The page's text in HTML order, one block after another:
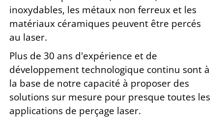
inoxydables, les métaux non ferreux et les
matériaux céramiques peuvent être percés
au laser.
Plus de 30 ans d'expérience et de
développement technologique continu sont à
la base de notre capacité à proposer des
solutions sur mesure pour presque toutes les
applications de perçage laser.